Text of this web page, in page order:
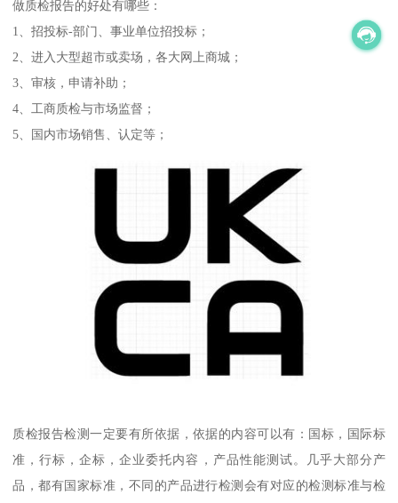
做质检报告的好处有哪些：
1、招投标-部门、事业单位招投标；
2、进入大型超市或卖场，各大网上商城；
3、审核，申请补助；
4、工商质检与市场监督；
5、国内市场销售、认定等；
质检报告检测一定要有所依据，依据的内容可以有：国标，国际标
准，行标，企标，企业委托内容，产品性能测试。几乎大部分产
品，都有国家标准，不同的产品进行检测会有对应的检测标准与检